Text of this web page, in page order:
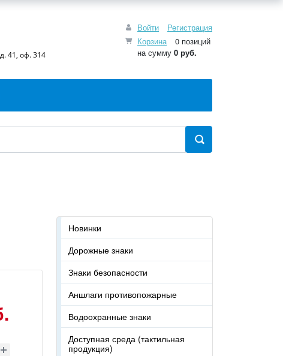
Войти
Регистрация
Корзина
0 позиций
на сумму 0 руб.
41, оф. 314
Новинки
Дорожные знаки
Знаки безопасности
Аншлаги противопожарные
Водоохранные знаки
Доступная среда (тактильная
продукция)